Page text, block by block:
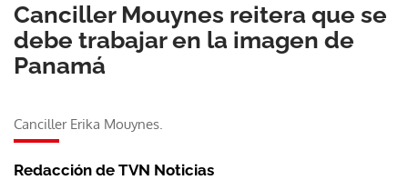
Canciller Mouynes reitera que se
debe trabajar en la imagen de
Panamá
Canciller Erika Mouynes.
Redacción de TVN Noticias